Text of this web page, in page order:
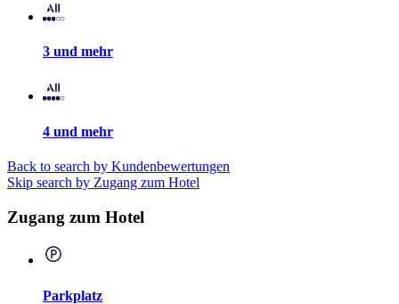
3 und mehr
4 und mehr
Back to search by Kundenbewertungen
Skip search by Zugang zum Hotel
Zugang zum Hotel
Parkplatz